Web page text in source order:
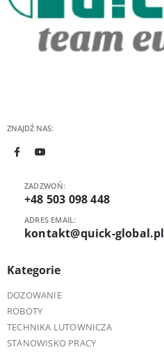
ZNAJDŹ NAS:
ZADZWOŃ:
+48 503 098 448
ADRES EMAIL:
kontakt@quick-global.pl
Kategorie
DOZOWANIE
ROBOTY
TECHNIKA LUTOWNICZA
STANOWISKO PRACY